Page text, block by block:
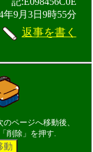
年9月3日9時55分
返事を書く
ページへ移動後、
削除」を押す.